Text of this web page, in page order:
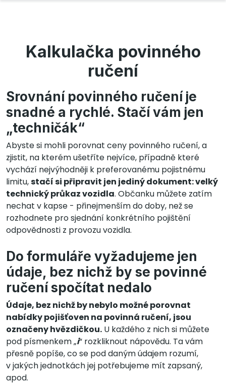
Kalkulačka povinného
ručení
Srovnání povinného ručení je
snadné a rychlé. Stačí vám jen
„techničák“
Abyste si mohli porovnat ceny povinného ručení, a
zjistit, na kterém ušetříte nejvíce, případně které
vychází nejvýhodněji k preferovanému pojistnému
limitu,stačí si připravit jen jediný dokument: velký
technický průkaz vozidla. Občanku můžete zatím
nechat v kapse - přinejmenším do doby, než se
rozhodnete pro sjednání konkrétního pojištění
odpovědnosti z provozu vozidla.
Do formuláře vyžadujeme jen
údaje, bez nichž by se povinné
ručení spočítat nedalo
Údaje, bez nichž by nebylo možné porovnat
nabídky pojišťoven na povinná ručení, jsou
označeny hvězdičkou. U každého z nich si můžete
pod písmenkem „i“ rozkliknout nápovědu. Ta vám
přesně popíše, co se pod daným údajem rozumí,
v jakých jednotkách jej potřebujeme mít zapsaný,
apod.